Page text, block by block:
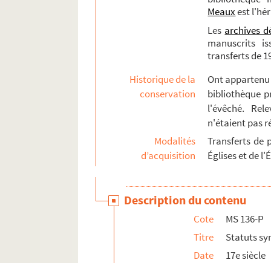
Meauxest
Les archives
manuscrits
transferts de
Historique de la
conservation
Ont
bibliothèque
l'évêché.
n'étaient pas
Modalités
d’acquisition
Transferts de
Églises et de
Description du contenu
Cote
MS 136-P
Titre
Statuts
Date
17e siècle